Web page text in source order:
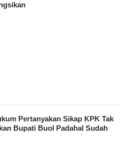
Pertanyakan Sikap KPK Tak
Bupati Buol Padahal Sudah